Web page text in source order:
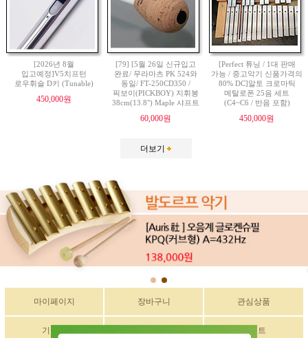
[2026년 8월
입고예정]V5치프턴
로우휘슬 D키 (Tunable)
450,000원
[79] [5월 26일 신규입고
완료/ 무라마츠 PK 524와
동일/ FT-250CD350 /
픽보이(PICKBOY) 지휘봉
38cm(13.8") Maple 샤프트
60,000원
[Perfect 튜닝 / 1대 판매
가능 / 중고악기 신품가격의
80% DC]알토 크로마틱
메탈로폰 25음 세트
(C4~C6 / 반음 포함)
450,000원
더보기
마이페이지 장바구니 관심상품
기획전 이벤트